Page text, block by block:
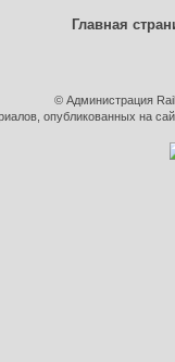
Главная
© Администрация
опубликованных на